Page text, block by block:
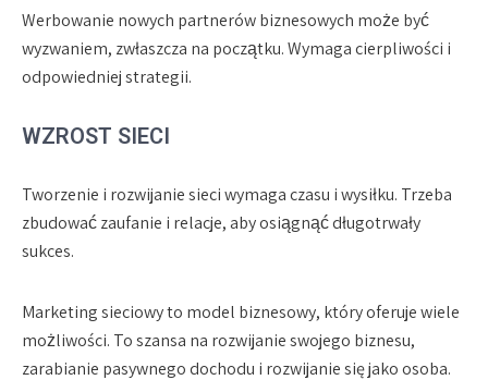
Werbowanie nowych partnerów biznesowych może być
wyzwaniem, zwłaszcza na początku. Wymaga cierpliwości i
odpowiedniej strategii.
WZROST SIECI
Tworzenie i rozwijanie sieci wymaga czasu i wysiłku. Trzeba
zbudować zaufanie i relacje, aby osiągnąć długotrwały
sukces.
Marketing sieciowy to model biznesowy, który oferuje wiele
możliwości. To szansa na rozwijanie swojego biznesu,
zarabianie pasywnego dochodu i rozwijanie się jako osoba.